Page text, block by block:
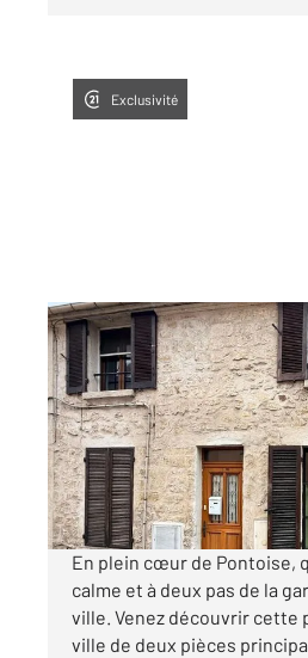
Exclusivité
PONTOISE 95
36,30 m2, 2 pièces
Ref : 677604
Maison à vendre
137 000 €
Visiter le site dédié
En plein cœur de Pontoise,
calme et à deux pas de la
ville. Venez découvrir cette
ville de deux pièces